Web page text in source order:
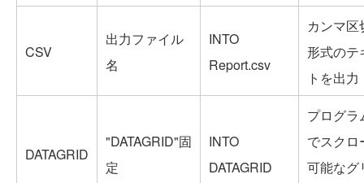
CSV
出力ファイル
名
INTO
Report.csv
カンマ区
形式のテ
トを出力
DATAGRID
"DATAGRID"固
定
INTO
DATAGRID
プログラ
でスクロ
可能なグ